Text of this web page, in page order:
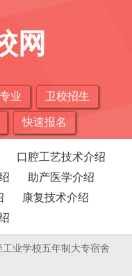
网
业 卫校招生
快速报名
口腔工艺技术介绍
助产医学介绍
康复技术介绍
业学校五年制大专宿舍